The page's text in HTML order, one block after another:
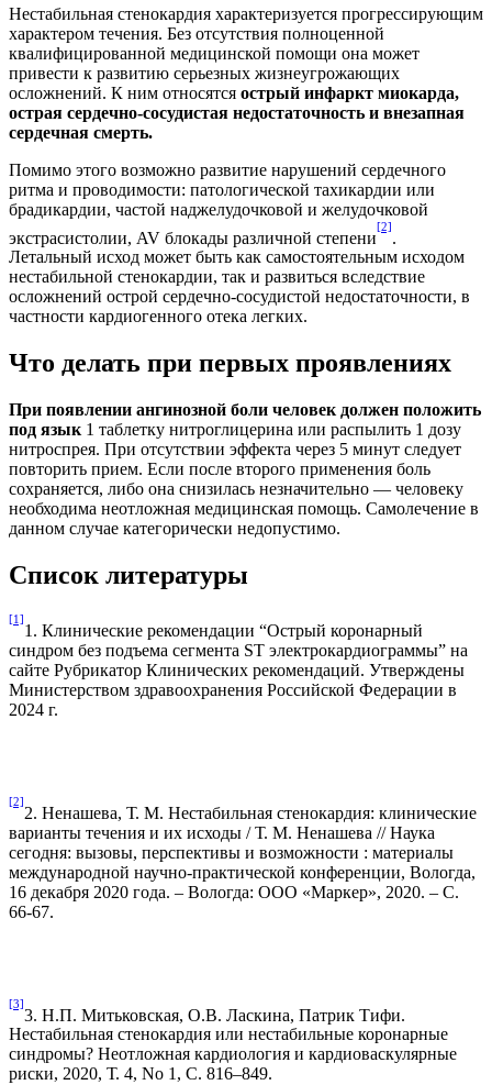
Нестабильная стенокардия характеризуется прогрессирующим
характером течения. Без отсутствия полноценной
квалифицированной медицинской помощи она может
привести к развитию серьезных жизнеугрожающих
осложнений. К ним относятся острый инфаркт миокарда,
острая сердечно-сосудистая недостаточность и внезапная
сердечная смерть.
Помимо этого возможно развитие нарушений сердечного
ритма и проводимости: патологической тахикардии или
брадикардии, частой наджелудочковой и желудочковой
экстрасистолии, AV блокады различной степени
[2]
Летальный исход может быть как самостоятельным исходом
нестабильной стенокардии, так и развиться вследствие
осложнений острой сердечно-сосудистой недостаточности, в
частности кардиогенного отека легких.
Что делать при первых проявлениях
При появлении ангинозной боли человек должен положить
под язык 1 таблетку нитроглицерина или распылить 1 дозу
нитроспрея. При отсутствии эффекта через 5 минут следует
повторить прием. Если после второго применения боль
сохраняется, либо она снизилась незначительно — человеку
необходима неотложная медицинская помощь. Самолечение в
данном случае категорически недопустимо.
Список литературы
[1]
1. Клинические рекомендации “Острый коронарный
синдром без подъема сегмента ST электрокардиограммы” на
сайте Рубрикатор Клинических рекомендаций. Утверждены
Министерством здравоохранения Российской Федерации в
2024 г.
[2]
2. Ненашева, Т. М. Нестабильная стенокардия: клинические
варианты течения и их исходы / Т. М. Ненашева // Наука
сегодня: вызовы, перспективы и возможности : материалы
международной научно-практической конференции, Вологда,
16 декабря 2020 года. – Вологда: ООО «Маркер», 2020. – С.
66-67.
[3]
3. Н.П. Митьковская, О.В. Ласкина, Патрик Тифи.
Нестабильная стенокардия или нестабильные коронарные
синдромы? Неотложная кардиология и кардиоваскулярные
риски, 2020, Т. 4, No 1, С. 816–849.